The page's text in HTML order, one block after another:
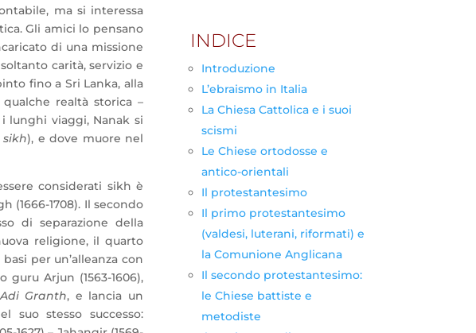
ma si interessa
Gli amici lo pensano
di una missione
carità, servizio e
fino a Sri Lanka, alla
realtà storica –
lunghi viaggi, Nanak si
sikh), e dove muore nel
considerati sikh è
(1666-1708). Il secondo
di separazione della
religione, il quarto
per un’alleanza con
Arjun (1563-1606),
Adi Granth, e lancia un
suo stesso successo:
INDICE
Introduzione
L’ebraismo in Italia
La Chiesa Cattolica e i suoi
scismi
Le Chiese ortodosse e
antico-orientali
Il protestantesimo
Il primo protestantesimo
(valdesi, luterani, riformati) e
la Comunione Anglicana
Il secondo protestantesimo:
le Chiese battiste e
metodiste